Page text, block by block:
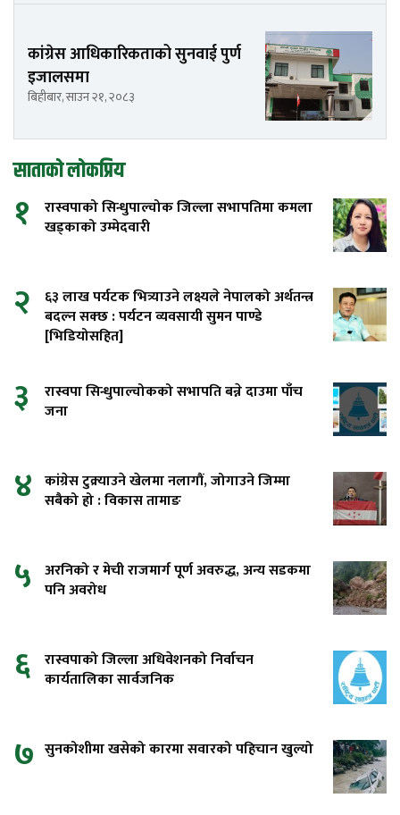
कांग्रेस आधिकारिकताको सुनवाई पुर्ण
इजालसमा
बिहीबार, साउन २१, २०८३
साताको लोकप्रिय
१
रास्वपाको सिन्धुपाल्चोक जिल्ला सभापतिमा कमला
खड्काको उम्मेदवारी
२
६३ लाख पर्यटक भित्र्याउने लक्ष्यले नेपालको अर्थतन्त्र
बदल्न सक्छ : पर्यटन व्यवसायी सुमन पाण्डे
[भिडियोसहित]
३
रास्वपा सिन्धुपाल्चोकको सभापति बन्ने दाउमा पाँच
जना
४ कांग्रेस टुक्र्याउने खेलमा नलागौं, जोगाउने जिम्मा
सबैको हो : विकास तामाङ
५ अरनिको र मेची राजमार्ग पूर्ण अवरुद्ध, अन्य सडकमा
पनि अवरोध
६ रास्वपाको जिल्ला अधिवेशनको निर्वाचन
कार्यतालिका सार्वजनिक
७ सुनकोशीमा खसेको कारमा सवारको पहिचान खुल्यो